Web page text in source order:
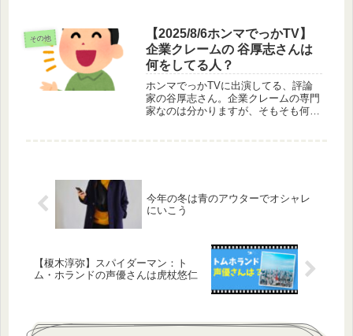
時に開封したパックでデッキを作るの
で難易度は高いです。しかし、ドラフ
ト...
その他
【2025/8/6ホンマでっかTV】
企業クレームの 谷厚志さんは
何をしてる人？
ホンマでっかTVに出演してる、評論
家の谷厚志さん。企業クレームの専門
家なのは分かりますが、そもそも何を
今年の冬は青のアウターでオシャレ
にいこう
【榎木淳弥】スパイダーマン：ト
ム・ホランドの声優さんは虎杖悠仁